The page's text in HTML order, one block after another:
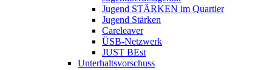
Jugend STÄRKEN im Quartier
Jugend Stärken
Careleaver
ÜSB-Netzwerk
JUST BEst
Unterhaltsvorschuss